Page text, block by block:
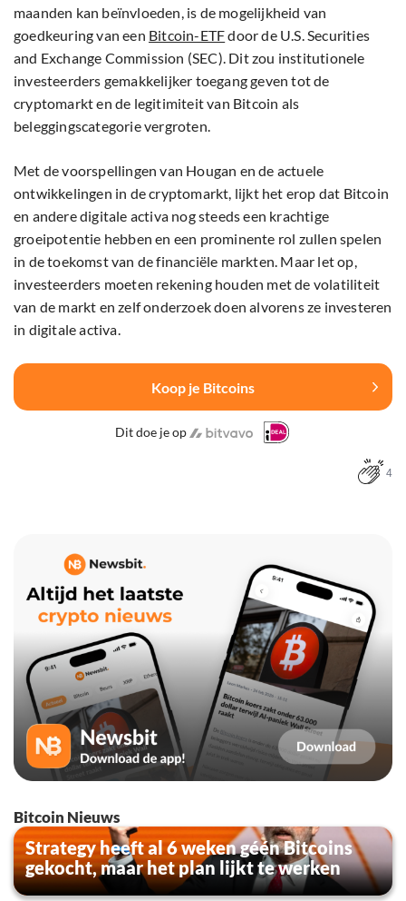
maanden kan beïnvloeden, is de mogelijkheid van
goedkeuring van een Bitcoin-ETFdoor de U.S. Securities
and Exchange Commission (SEC). Dit zou institutionele
investeerders gemakkelijker toegang geven tot de
cryptomarkt en de legitimiteit van Bitcoin als
beleggingscategorie vergroten.
Met de voorspellingen van Hougan en de actuele
ontwikkelingen in de cryptomarkt, lijkt het erop dat Bitcoin
en andere digitale activa nog steeds een krachtige
groeipotentie hebben en een prominente rol zullen spelen
in de toekomst van de financiële markten. Maar let op,
investeerders moeten rekening houden met de volatiliteit
van de markt en zelf onderzoek doen alvorens ze investeren
in digitale activa.
Koop je Bitcoins
Dit doe je op
4
Bitcoin Nieuws
Strategy heeft al 6 weken géén Bitcoins
gekocht, maar het plan lijkt te werken